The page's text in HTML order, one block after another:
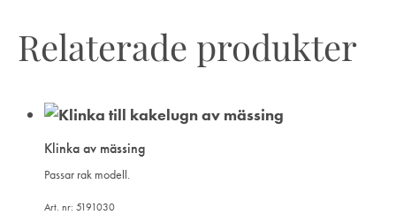
Relaterade produkter
Klinka av mässing
Passar rak modell.
Art. nr: 5191030